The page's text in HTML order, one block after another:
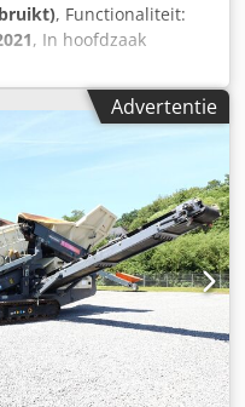
, Functionaliteit:
, In hoofdzaak
95 cbm), SANDVIK H-
verschillende
stroomgenerator (300
geïnstalleerd
Crsdpfx
Advertentie